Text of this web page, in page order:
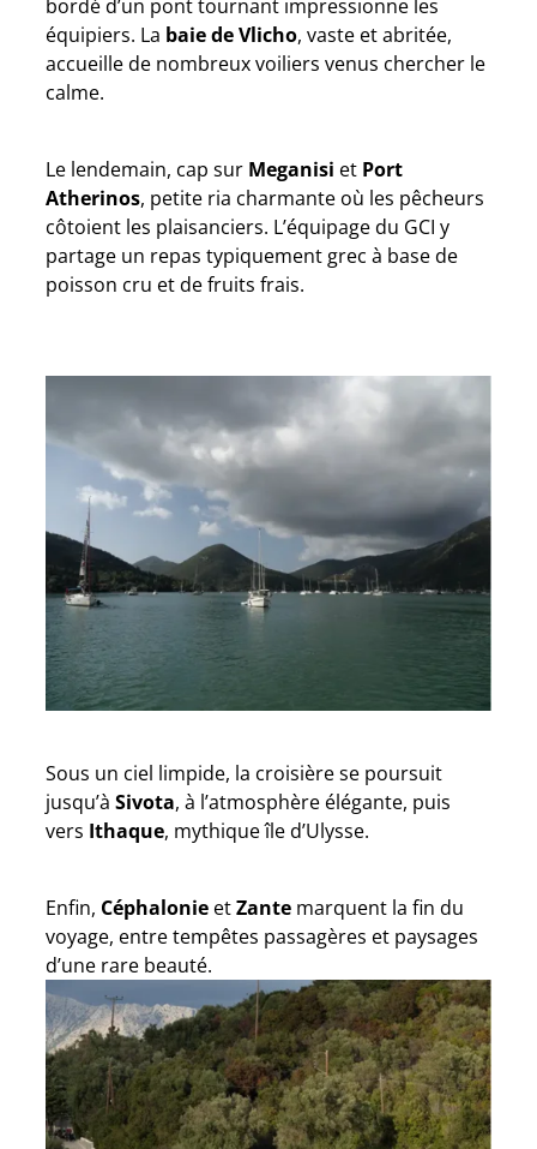
bordé d’un pont tournant impressionne les
équipiers. La baie de Vlicho, vaste et abritée,
accueille de nombreux voiliers venus chercher le
calme.
Le lendemain, cap sur Meganisi et Port
Atherinos, petite ria charmante où les pêcheurs
côtoient les plaisanciers. L’équipage du GCI y
partage un repas typiquement grec à base de
poisson cru et de fruits frais.
Sous un ciel limpide, la croisière se poursuit
jusqu’à Sivota, à l’atmosphère élégante, puis
vers Ithaque, mythique île d’Ulysse.
Enfin, Céphalonie etZante marquent la fin du
voyage, entre tempêtes passagères et paysages
d’une rare beauté.